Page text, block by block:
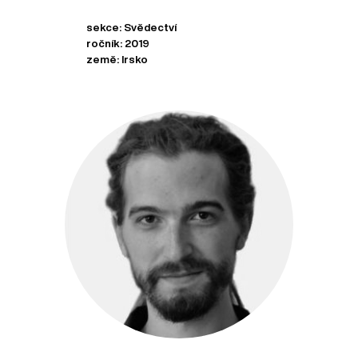
sekce: Svědectví
ročník: 2019
země: Irsko